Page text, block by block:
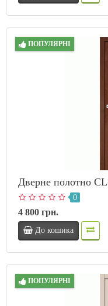
ПОПУЛЯРНІ
Дверне полотно
0
4 800 грн.
До кошика
ПОПУЛЯРНІ